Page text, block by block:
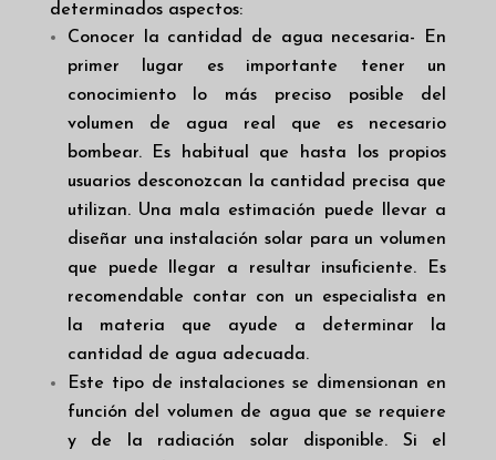
determinados aspectos:
Conocer la cantidad de agua necesaria- En
primer lugar es importante tener un
conocimiento lo más preciso posible del
volumen de agua real que es necesario
bombear. Es habitual que hasta los propios
usuarios desconozcan la cantidad precisa que
utilizan. Una mala estimación puede llevar a
diseñar una instalación solar para un volumen
que puede llegar a resultar insuficiente. Es
recomendable contar con un especialista en
la materia que ayude a determinar la
cantidad de agua adecuada.
Este tipo de instalaciones se dimensionan en
función del volumen de agua que se requiere
y de la radiación solar disponible. Si el